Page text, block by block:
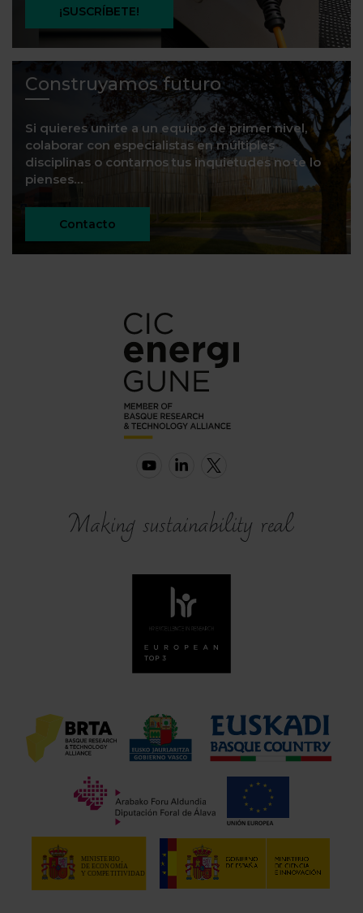
¡SUSCRÍBETE!
Construyamos futuro
Si quieres unirte a un equipo de primer nivel,
colaborar con especialistas en múltiples
disciplinas o contarnos tus inquietudes no te lo
pienses…
Contacto